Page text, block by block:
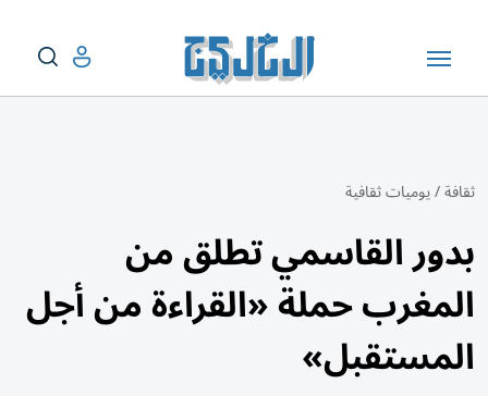
ثقافة/يوميات ثقافية
بدور القاسمي تطلق من
المغرب حملة «القراءة من أجل
المستقبل»